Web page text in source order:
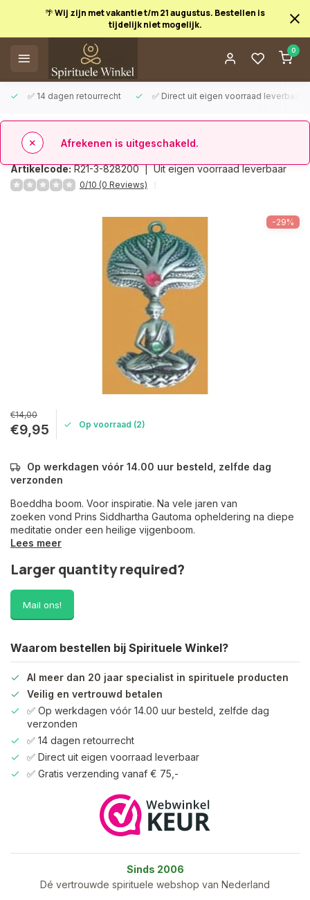
🌴 Wij zijn met vakantie t/m 21 augustus. Bestellen is
tijdelijk niet mogelijk.
0
✅ 14 dagen retourrecht ✅ Direct uit eigen voorraad leverbaar
Afrekenen is uitgeschakeld.
Boeddha boom
Artikelcode:R21-3-828200 |Uit eigen voorraad leverbaar
0/10 (0 Reviews)
-29%
€14,00
€9,95 Op voorraad (2)
Op werkdagen vóór 14.00 uur besteld, zelfde dag
verzonden
Boeddha boom. Voor inspiratie. Na vele jaren van
zoeken vond Prins Siddhartha Gautoma opheldering na diepe
meditatie onder een heilige vijgenboom.
Lees meer
Larger quantity required?
Mail ons!
Waarom bestellen bij Spirituele Winkel?
Al meer dan 20 jaar specialist in spirituele producten
Veilig en vertrouwd betalen
✅ Op werkdagen vóór 14.00 uur besteld, zelfde dag
verzonden
✅ 14 dagen retourrecht
✅ Direct uit eigen voorraad leverbaar
✅ Gratis verzending vanaf € 75,-
Sinds 2006
Dé vertrouwde spirituele webshop van Nederland